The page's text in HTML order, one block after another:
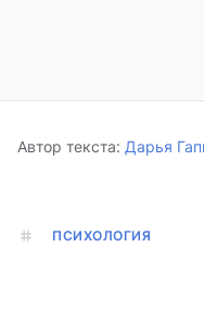
Автор текста: Дарья
ПСИХОЛОГИЯ